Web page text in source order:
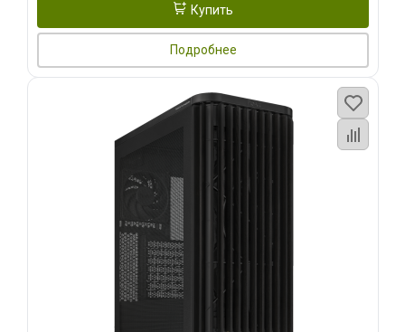
Купить
Подробнее